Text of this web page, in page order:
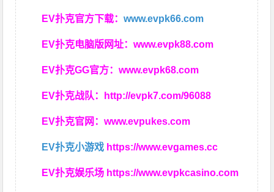
EV扑克官方下载：www.evpk66.com
EV扑克电脑版网址：www.evpk88.com
EV扑克GG官方：www.evpk68.com
EV扑克战队： http://evpk7.com/96088
EV扑克官网：www.evpukes.com
EV扑克小游戏 https://www.evgames.cc
EV扑克娱乐场 https://www.evpkcasino.com